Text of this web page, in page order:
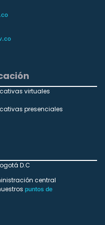
virtuales
presenciales
D.C
central
puntos de